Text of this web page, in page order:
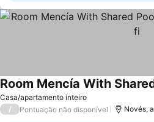
Casa/apartamento inteiro
/ Pontuação não disponível Novés,